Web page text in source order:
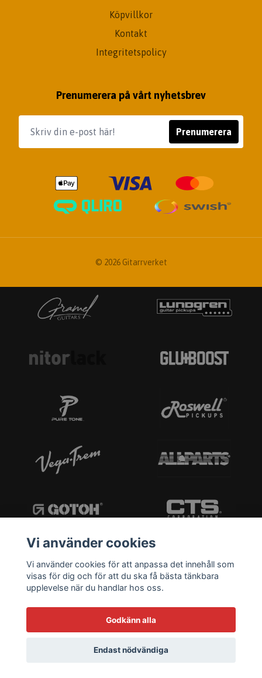
Köpvillkor
Kontakt
Integritetspolicy
Prenumerera på vårt nyhetsbrev
Prenumerera
© 2026 Gitarrverket
Vi använder cookies
Vi använder cookies för att anpassa det innehåll som
visas för dig och för att du ska få bästa tänkbara
upplevelse när du handlar hos oss.
Godkänn alla
Endast nödvändiga